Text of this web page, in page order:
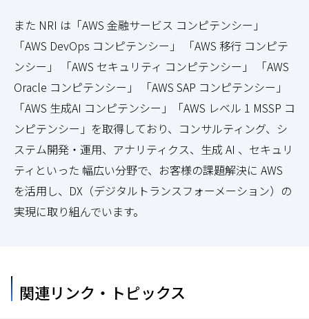
また NRI は「AWS 金融サービス コンピテンシー」
「AWS DevOps コンピテンシー」 「AWS 移行 コンピテ
ンシー」 「AWS セキュリティ コンピテンシー」 「AWS
Oracle コンピテンシー」 「AWS SAP コンピテンシー」
「AWS 生成AI コンピテンシー」「AWS レベル 1 MSSP コ
ンピテンシー」を取得しており、コンサルティング、シ
ステム開発・運用、アナリティクス、生成 AI 、セキュリ
ティといった 幅広い分野で、お客様の課題解決に AWS
を活用し、DX（デジタルトランスフォーメーション）の
実現に取り組んでいます。
関連リンク・トピックス